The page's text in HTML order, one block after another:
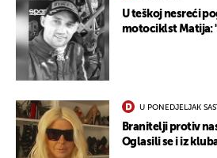
U teškoj nesreći
motociklst Matija:
U PONEDJELJAK
Branitelji protiv
Oglasili se i iz
UKLJUČITE